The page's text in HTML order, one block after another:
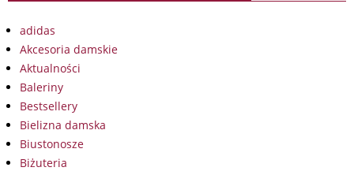
adidas
Akcesoria damskie
Aktualności
Baleriny
Bestsellery
Bielizna damska
Biustonosze
Biżuteria